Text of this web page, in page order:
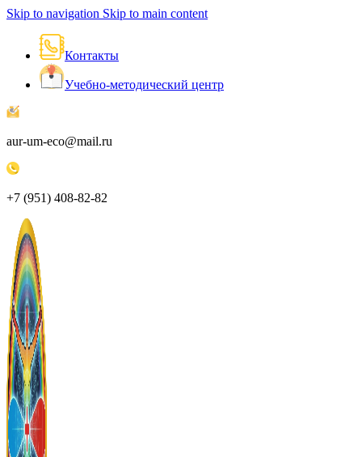
Skip to navigation Skip to main content
Контакты
Учебно-методический центр
aur-um-eco@mail.ru
+7 (951) 408-82-82